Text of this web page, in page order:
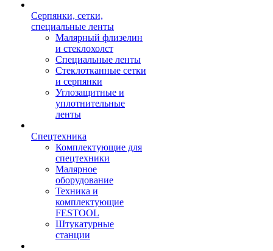
Серпянки, сетки,
специальные ленты
Малярный флизелин
и стеклохолст
Специальные ленты
Стеклотканные сетки
и серпянки
Углозащитные и
уплотнительные
ленты
Спецтехника
Комплектующие для
спецтехники
Малярное
оборудование
Техника и
комплектующие
FESTOOL
Штукатурные
станции